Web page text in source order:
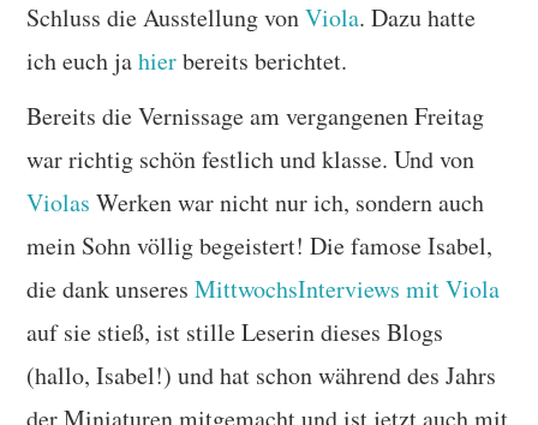
Schluss die Ausstellung vonViola. Dazu hatte
ich euch jahierbereits berichtet.
Bereits die Vernissage am vergangenen Freitag
war richtig schön festlich und klasse. Und von
ViolasWerken war nicht nur ich, sondern auch
mein Sohn völlig begeistert! Die famose Isabel,
die dank unseresMittwochsInterviews mit Viola
auf sie stieß, ist stille Leserin dieses Blogs
(hallo, Isabel!) und hat schon während des Jahrs